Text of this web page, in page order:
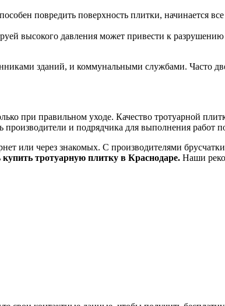
повредить поверхность плитки, начинается
высокого давления может привести к
зданий, и коммунальными службами. Часто
при правильном уходе. Качество тротуарной
производители и подрядчика для выполнения работ
или через знакомых. С производителями
купить тротуарную плитку в Краснодаре. Наши